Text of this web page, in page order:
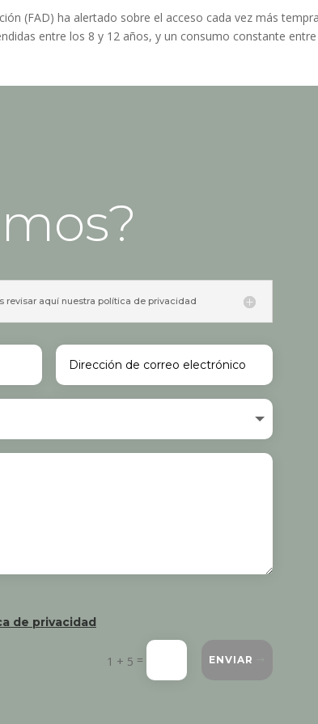
(FAD) ha alertado sobre el acceso cada vez más
entre los 8 y 12 años, y un consumo constante
revisar aquí nuestra política de privacidad
de privacidad
1 + 5 = ENVIAR